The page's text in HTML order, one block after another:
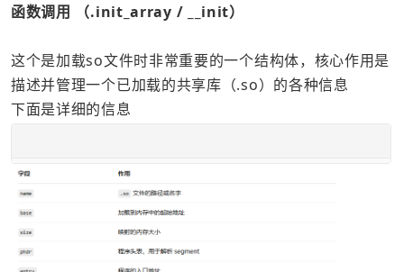
函数调用 （.init_array / __init）
这个是加载so文件时非常重要的一个结构体，核心作用是
描述并管理一个已加载的共享库（.so）的各种信息
下面是详细的信息